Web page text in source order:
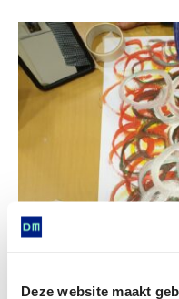
Deze website maakt